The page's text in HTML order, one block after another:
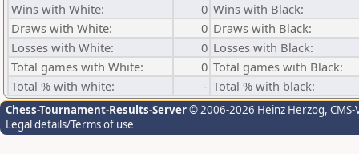
Wins with White:
0 Wins with Black:
Draws with White:
0 Draws with Black:
Losses with White:
0 Losses with Black:
Total games with White:
0 Total games with Black:
Total % with white:
- Total % with black:
Chess-Tournament-Results-Server© 2006-2026 Heinz Herzog,
Legal details/Terms of use